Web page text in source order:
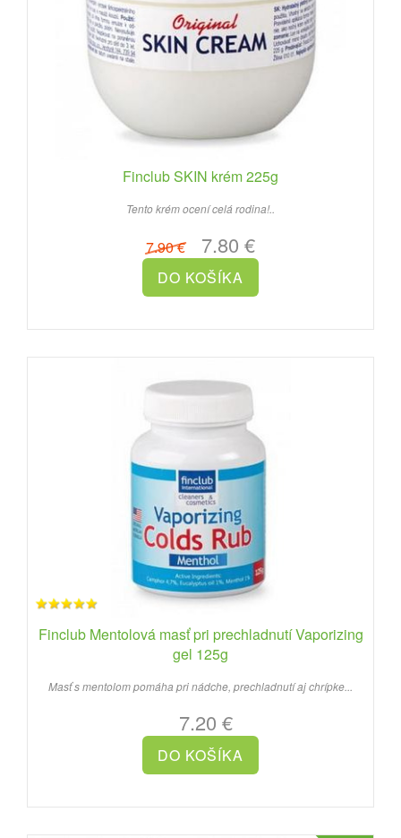
Finclub SKIN krém 225g
Tento krém ocení celá rodina!..
7.90 €7.80 €
Finclub Mentolová masť pri prechladnutí Vaporizing
gel 125g
Masť s mentolom pomáha pri nádche, prechladnutí aj chrípke...
7.20 €